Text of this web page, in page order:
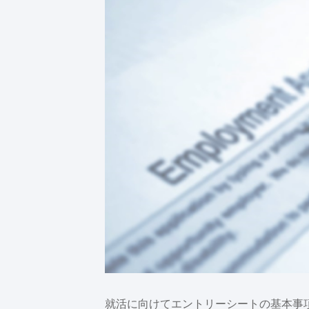
就活に向けてエントリーシートの基本事